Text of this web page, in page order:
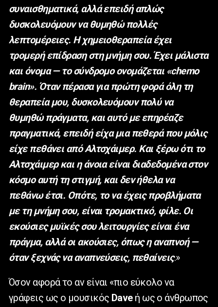
συναισθηματικά, αλλά επειδή απλώς
δυσκολευόμουν να θυμηθώ πολλές
λεπτομέρειες. Η χημειοθεραπεία έχει
τρομερή επίδραση στη μνήμη σου. Έχει μάλιστα
και όνομα — το σύνδρομο ονομάζεται «chemo
brain». Όταν πέρασα για πρώτη φορά όλη τη
θεραπεία μου, δυσκολευόμουν πολύ να
θυμηθώ πράγματα, και αυτό με επηρέαζε
πραγματικά, επειδή είχα μια πεθερά που μόλις
είχε πεθάνει από Αλτσχάιμερ. Και ξέρω ότι το
Αλτσχάιμερ και η άνοια είναι διαδεδομένα στον
κόσμο αυτή τη στιγμή, και δεν ήθελα να
πεθάνω έτσι. Οπότε, το να έχεις προβλήματα
με τη μνήμη σου, είναι τρομακτικό, φίλε. Οι
εκούσιες μυϊκές σου λειτουργίες είναι ένα
πράγμα, αλλά οι ακούσιες, όπως η αναπνοή —
όταν ξεχνάς να αναπνεύσεις, πεθαίνεις.»
Όσον αφορά το αν είναι «πιο εύκολο να
γράφεις ως ο μουσικός Daveή ως ο άνθρωπος